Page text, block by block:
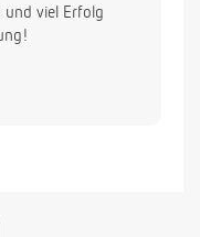
und viel Erfolg